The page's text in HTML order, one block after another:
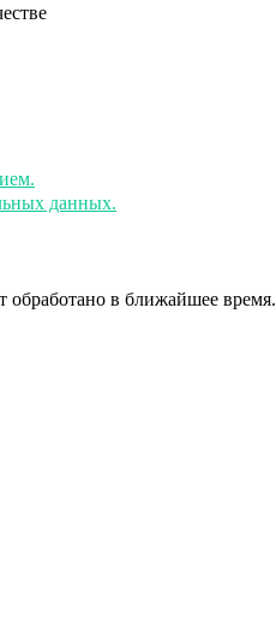
данных.
обработано в ближайшее время.